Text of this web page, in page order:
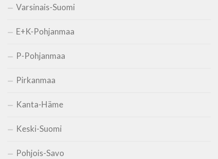
Varsinais-Suomi
E+K-Pohjanmaa
P-Pohjanmaa
Pirkanmaa
Kanta-Häme
Keski-Suomi
Pohjois-Savo